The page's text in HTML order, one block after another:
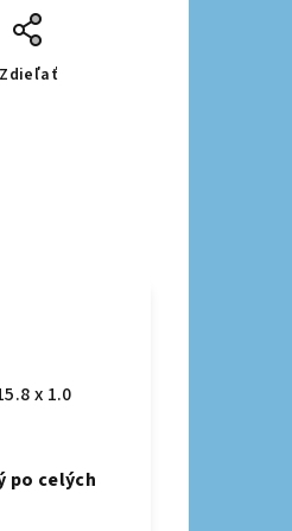
Zdieľať
x 1.0
po celých